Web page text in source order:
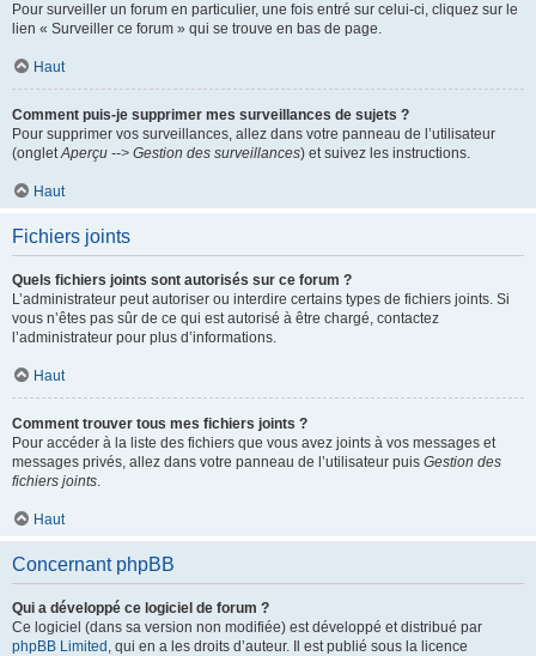
Pour surveiller un forum en particulier, une fois entré sur celui-ci, cliquez sur le
lien « Surveiller ce forum » qui se trouve en bas de page.
Haut
Comment puis-je supprimer mes surveillances de sujets ?
Pour supprimer vos surveillances, allez dans votre panneau de l’utilisateur
(ongletAperçu --> Gestion des surveillances) et suivez les instructions.
Haut
Fichiers joints
Quels fichiers joints sont autorisés sur ce forum ?
L’administrateur peut autoriser ou interdire certains types de fichiers joints. Si
vous n’êtes pas sûr de ce qui est autorisé à être chargé, contactez
l’administrateur pour plus d’informations.
Haut
Comment trouver tous mes fichiers joints ?
Pour accéder à la liste des fichiers que vous avez joints à vos messages et
messages privés, allez dans votre panneau de l’utilisateur puis Gestion des
fichiers joints.
Haut
Concernant phpBB
Qui a développé ce logiciel de forum ?
Ce logiciel (dans sa version non modifiée) est développé et distribué par
phpBB Limited , qui en a les droits d’auteur. Il est publié sous la licence